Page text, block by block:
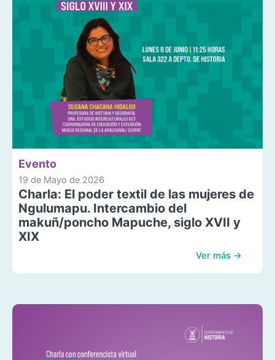
Evento
19 de Mayo de 2026
Charla: El poder textil de las mujeres de
Ngulumapu. Intercambio del
makuñ/poncho Mapuche, siglo XVII y
XIX
Ver más →